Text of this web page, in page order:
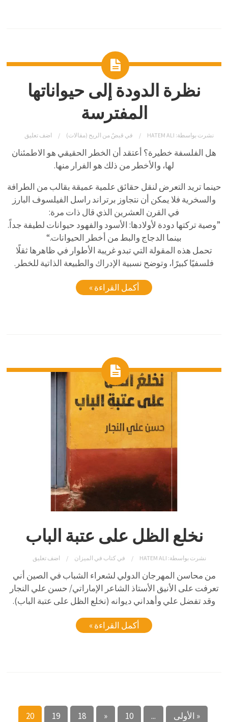
نظرة الدودة إلى حيواناتها
المفترسة
نشرت بواسطة: HATEM ALI في قبضٌ من الريح (مقالات) اضف تعليق
هل الفلسفة خطيرة؟ أعتقد أن الخطر الحقيقي هو الاطمئنان
لها، والأخطر من ذلك هو الفرار منها.
حينما تريد التعرض لنقل حقائق علمية عميقة بقالب من الطرافة
والسخرية فلا يمكن أن نتجاوز برتراند راسل الفيلسوف البارز
في القرن العشرين الذي قال ذات مرة:
”وصية تركتها دودة لأولادها: الأسود والفهود حيوانات لطيفة جداً.
بينما الدجاج والبط من أخطر الحيوانات.“
تحمل هذه المقولة التي تبدو غريبة الأطوار في ظاهرها ثقلًا
فلسفيًا كبيرًا، وتوضح نسبية الإدراك والطبيعة الذاتية للخطر.
أكمل القراءة »
نخلع الظل على عتبة الباب
نشرت بواسطة: HATEM ALI فيكتاب في الميزان اضف تعليق
من محاسن المهرجان الدولي لشعراء الشباب في الصين أني
تعرفت على الأنيق الأستاذ الشاعر الإماراتي/ حسن علي النجار
وقد تفضل علي وأهداني ديوانه (نخلع الظل على عتبة الباب).
أكمل القراءة »
« الأولى ...
10
«
18
19
20